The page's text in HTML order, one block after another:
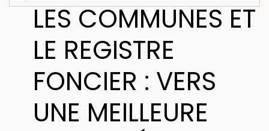
LES COMMUNES ET
LE REGISTRE
FONCIER : VERS
UNE MEILLEURE